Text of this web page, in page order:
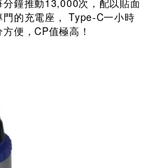
的充電座， Type-C一小時
便，CP值極高！